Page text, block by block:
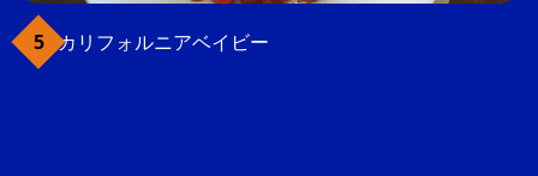
カリフォルニアベイビー